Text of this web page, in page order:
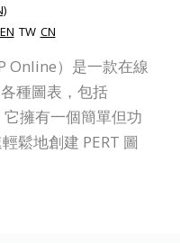
EN TW CN
Online）是一款在線
種圖表，包括
擁有一個簡單但功
鬆地創建 PERT 圖